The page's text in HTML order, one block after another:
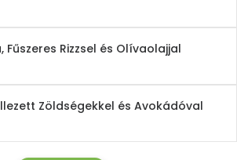
Fűszeres Rizzsel és Olívaolajjal
Zöldségekkel és Avokádóval